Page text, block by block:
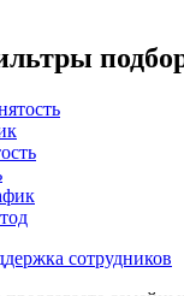
сотрудников